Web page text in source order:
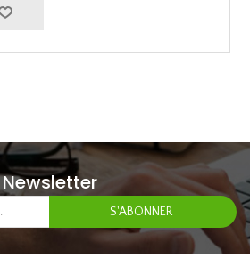
Newsletter